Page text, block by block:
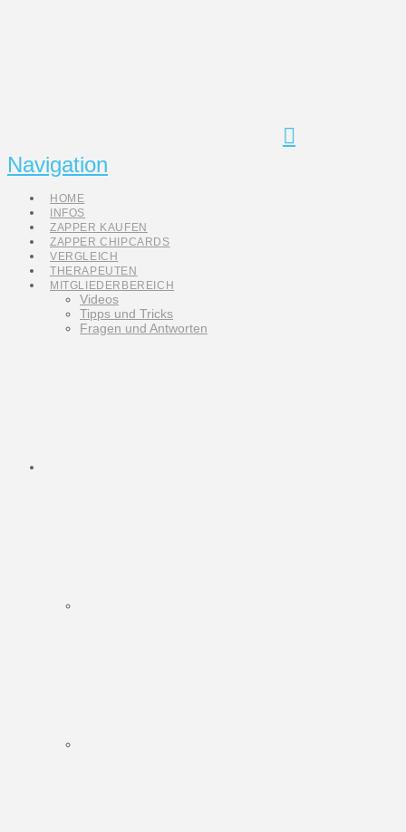
Navigation
HOME
INFOS
ZAPPER KAUFEN
ZAPPER CHIPCARDS
VERGLEICH
THERAPEUTEN
MITGLIEDERBEREICH
Videos
Tipps und Tricks
Fragen und Antworten